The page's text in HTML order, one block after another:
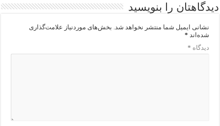
دیدگاهتان را بنویسید
نشانی ایمیل شما منتشر نخواهد شد. بخش‌های موردنیاز علامت‌گذاری
شده‌اند *
دیدگاه *